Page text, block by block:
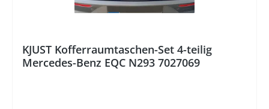
KJUST Kofferraumtaschen-Set 4-teilig
Mercedes-Benz EQC N293 7027069